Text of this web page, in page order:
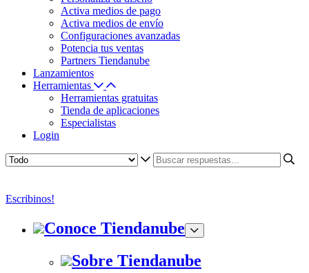
Activa medios de pago
Activa medios de envío
Configuraciones avanzadas
Potencia tus ventas
Partners Tiendanube
Lanzamientos
Herramientas
Herramientas gratuitas
Tienda de aplicaciones
Especialistas
Login
Escribinos!
Conoce Tiendanube
Sobre Tiendanube